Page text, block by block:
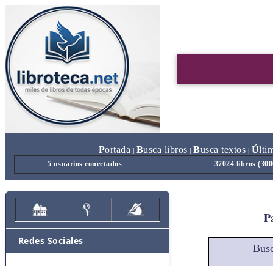
Portada Busca libros Busca textos Ú
5 usuarios conectados 37024 libros
Redes Sociales